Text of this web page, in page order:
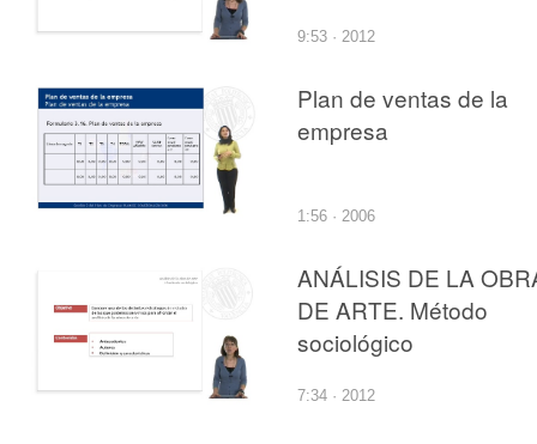
9:53 · 2012
Plan de ventas de la
empresa
1:56 · 2006
ANÁLISIS DE LA
DE ARTE. Método
sociológico
7:34 · 2012